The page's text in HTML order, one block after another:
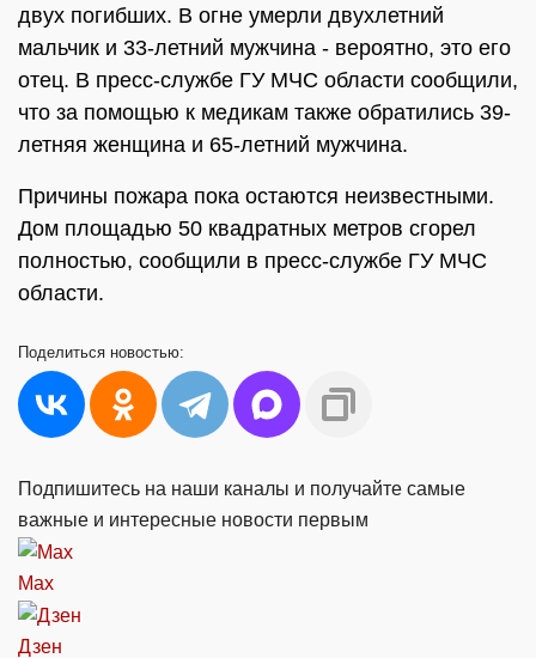
двух погибших. В огне умерли двухлетний
мальчик и 33-летний мужчина - вероятно, это его
отец. В пресс-службе ГУ МЧС области сообщили,
что за помощью к медикам также обратились 39-
летняя женщина и 65-летний мужчина.
Причины пожара пока остаются неизвестными.
Дом площадью 50 квадратных метров сгорел
полностью, сообщили в пресс-службе ГУ МЧС
области.
Поделиться новостью:
Подпишитесь на наши каналы и получайте самые
важные и интересные новости первым
Max
Дзен